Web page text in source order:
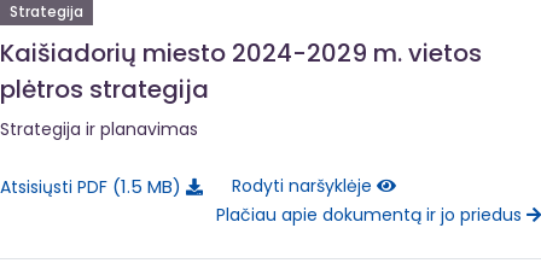
Strategija
Kaišiadorių miesto 2024-2029 m. vietos
plėtros strategija
Strategija ir planavimas
Atsisiųsti PDF 1.5 MB
Rodyti naršyklėje
Plačiau apie dokumentą ir jo priedus